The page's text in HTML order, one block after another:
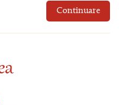
Continuare